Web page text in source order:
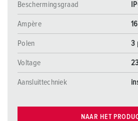
Beschermingsgraad
Ampère
Polen 3
Voltage
Aansluittechniek
NAAR HET